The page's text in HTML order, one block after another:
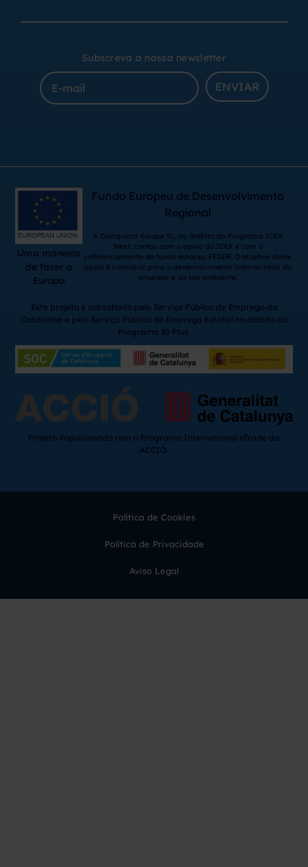
Subscreva a nossa newsletter
ENVIAR
Uma maneira
de fazer a
Europa
Fundo Europeu de Desenvolvimento
Regional
A Comquima Europe SL, no âmbito do Programa ICEX
Next, contou com o apoio do ICEX e com o
cofinanciamento do fundo europeu FEDER. O objetivo deste
apoio é contribuir para o desenvolvimento internacional da
empresa e do seu ambiente.
Este projeto é subsidiado pelo Serviço Público de Emprego da
Catalunha e pelo Serviço Público de Emprego Estatal no âmbito do
Programa 30 Plus.
Projeto impulsionado com o Programa International eTrade da
ACCIÓ.
Política de Cookies
Política de Privacidade
Aviso Legal